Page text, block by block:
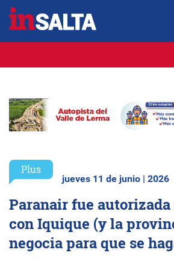
Plus
jueves 11 de junio | 2026
Paranair fue
con Iquique (y la
negocia para que se